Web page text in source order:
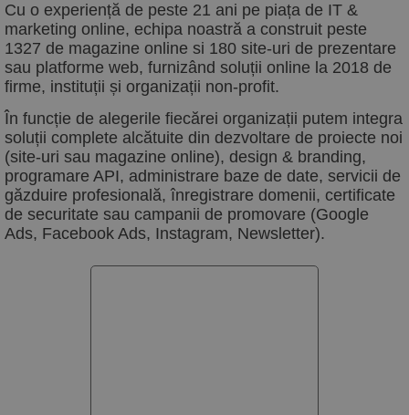
Cu o experiență de peste 21 ani pe piața de IT &
marketing online, echipa noastră a construit peste
1327 de magazine online si 180 site-uri de prezentare
sau platforme web, furnizând soluții online la 2018 de
firme, instituții și organizații non-profit.
În funcție de alegerile fiecărei organizații putem integra
soluții complete alcătuite din dezvoltare de proiecte noi
(site-uri sau magazine online), design & branding,
programare API, administrare baze de date, servicii de
găzduire profesională, înregistrare domenii, certificate
de securitate sau campanii de promovare (Google
Ads, Facebook Ads, Instagram, Newsletter).